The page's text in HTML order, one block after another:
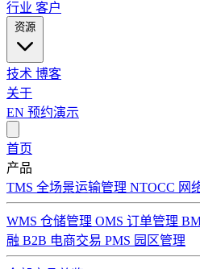
行业 客户
技术 博客
关于
EN 预约演示
首页
产品
TMS 全场景运输管理 NTOCC 网
WMS 仓储管理 OMS 订单管理
融 B2B 电商交易 PMS 园区管理